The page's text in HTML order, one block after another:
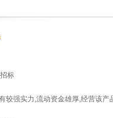
标
强实力,流动资金雄厚,经营该产